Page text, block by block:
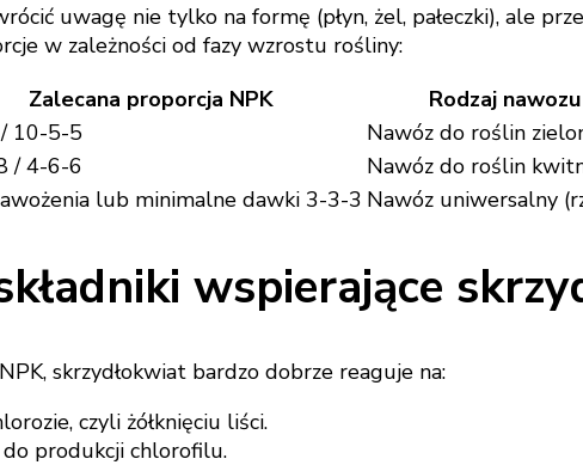
uwagę nie tylko na formę (płyn, żel, pałeczki), ale
w zależności od fazy wzrostu rośliny:
Zalecana proporcja NPK
Rodzaj nawozu
10-5-5
Nawóz do roślin
/ 4-6-6
Nawóz do roślin
lub minimalne dawki 3-3-3 Nawóz uniwersalny
wspierające
skrzydłokwiat bardzo dobrze reaguje na:
czyli żółknięciu liści.
produkcji chlorofilu.